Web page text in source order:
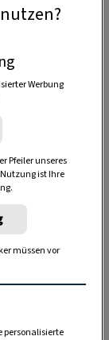
Werbung
Pfeiler unseres
ist Ihre
müssen vor
personalisierte